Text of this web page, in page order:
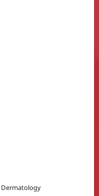
Dermatology